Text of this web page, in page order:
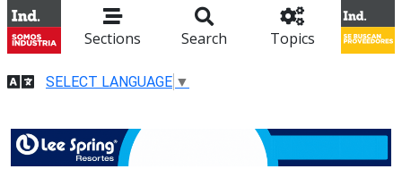
Sections Search Topics
SELECT LANGUAGE ▼